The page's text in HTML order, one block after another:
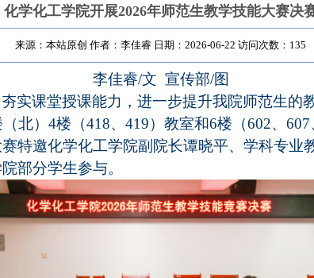
化学化工学院开展2026年师范生教学技能大赛决
来源：本站原创 作者：李佳睿 日期：2026-06-22 访问次数： 135
李佳睿/文 宣传部/图
实课堂授课能力，进一步提升我院师范生的
北） 4楼（418、419）教室和6楼（602、607
赛特邀化学化工学院副院长谭晓平、 学科专业
部分学生参与。